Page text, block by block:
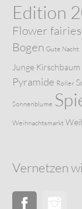
Edition
Flower fairies
Bogen Gute Nacht
Junge Kirschbaum
Pyramide Roller
Sonnenblume
Weihnachtsmarkt
Vernetzen